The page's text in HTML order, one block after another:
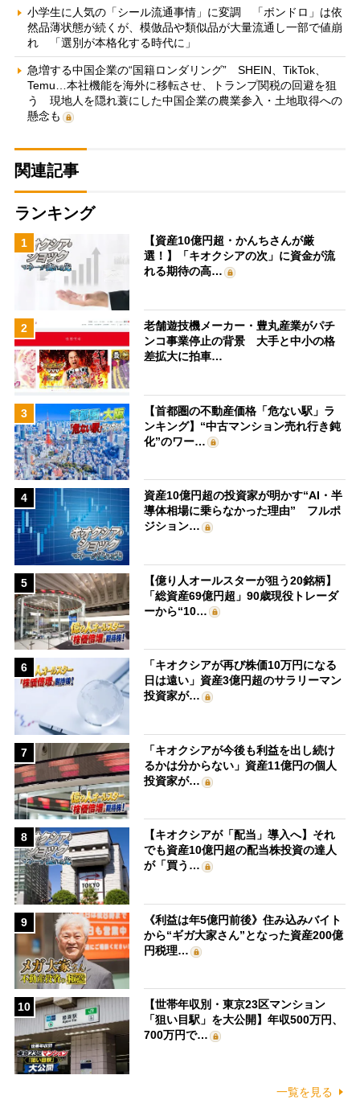
小学生に人気の「シール流通事情」に変調 「ボンドロ」は依
然品薄状態が続くが、模倣品や類似品が大量流通し一部で値崩
れ 「選別が本格化する時代に」
急増する中国企業の“国籍ロンダリング” SHEIN、TikTok、
Temu…本社機能を海外に移転させ、トランプ関税の回避を狙
う 現地人を隠れ蓑にした中国企業の農業参入・土地取得への
懸念も
関連記事
ランキング
1
【資産10億円超・かんちさんが厳
選！】「キオクシアの次」に資金が流
れる期待の高…
2
老舗遊技機メーカー・豊丸産業がパチ
ンコ事業停止の背景 大手と中小の格
差拡大に拍車…
3
【首都圏の不動産価格「危ない駅」ラ
ンキング】“中古マンション売れ行き鈍
化”のワー…
4
資産10億円超の投資家が明かす“AI・半
導体相場に乗らなかった理由” フルポ
ジション…
5
【億り人オールスターが狙う20銘柄】
「総資産69億円超」90歳現役トレーダ
ーから“10…
6
「キオクシアが再び株価10万円になる
日は遠い」資産3億円超のサラリーマン
投資家が…
7
「キオクシアが今後も利益を出し続け
るかは分からない」資産11億円の個人
投資家が…
8
【キオクシアが「配当」導入へ】それ
でも資産10億円超の配当株投資の達人
が「買う…
9
《利益は年5億円前後》住み込みバイト
から“ギガ大家さん”となった資産200億
円税理…
10
【世帯年収別・東京23区マンション
「狙い目駅」を大公開】年収500万円、
700万円で…
一覧を見る